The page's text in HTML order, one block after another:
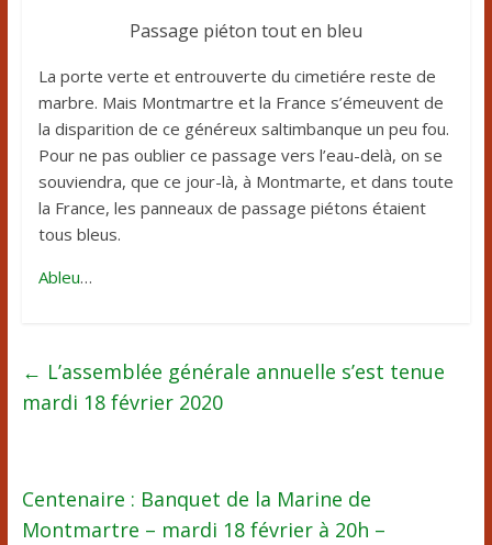
Passage piéton tout en bleu
La porte verte et entrouverte du cimetiére reste de
marbre. Mais Montmartre et la France s’émeuvent de
la disparition de ce généreux saltimbanque un peu fou.
Pour ne pas oublier ce passage vers l’eau-delà, on se
souviendra, que ce jour-là, à Montmarte, et dans toute
la France, les panneaux de passage piétons étaient
tous bleus.
Ableu…
← L’assemblée générale annuelle s’est tenue
mardi 18 février 2020
Centenaire : Banquet de la Marine de
Montmartre – mardi 18 février à 20h –